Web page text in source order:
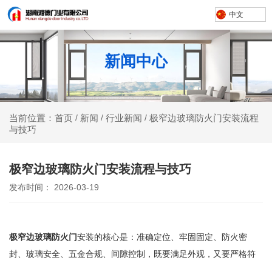
中文
新闻中心
当前位置：首页 / 新闻 / 行业新闻 / 极窄边玻璃防火门安装流程
与技巧
极窄边玻璃防火门安装流程与技巧
发布时间： 2026-03-19
极窄边玻璃防火门安装的核心是：准确定位、牢固固定、防火密
封、玻璃安全、五金合规、间隙控制，既要满足外观，又要严格符